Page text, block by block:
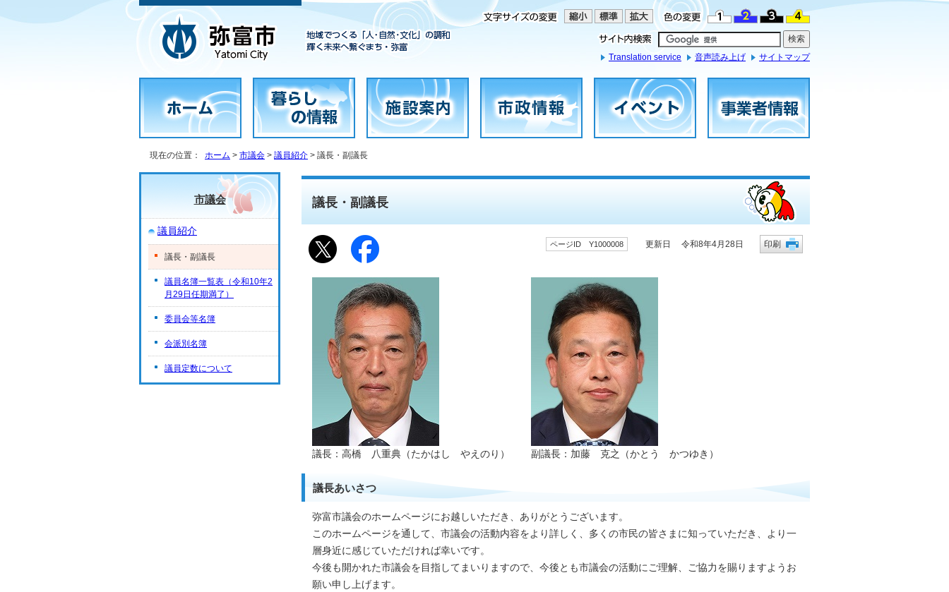
Translation service 音声読み上げ サイトマップ
現在の位置： ホーム > 市議会 > 議員紹介 > 議長・副議長
議長・副議長
ページID Y1000008 更新日 令和8年4月28日 印刷
議長：高橋 八重典（たかはし やえのり） 副議長：加藤 克之（かとう かつゆき）
議長あいさつ
弥富市議会のホームページにお越しいただき、ありがとうございます。
このホームページを通して、市議会の活動内容をより詳しく、多くの市民の皆さまに知っていただき、より一
層身近に感じていただければ幸いです。
今後も開かれた市議会を目指してまいりますので、今後とも市議会の活動にご理解、ご協力を賜りますようお
願い申し上げます。
市議会
議員紹介
議長・副議長
議員名簿一覧表（令和10年2
月29日任期満了）
委員会等名簿
会派別名簿
議員定数について